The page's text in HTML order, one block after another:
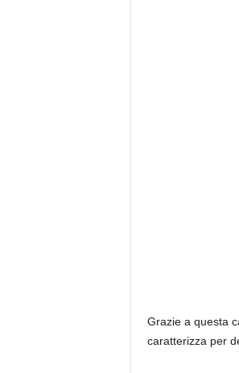
Grazie a questa
caratterizza per